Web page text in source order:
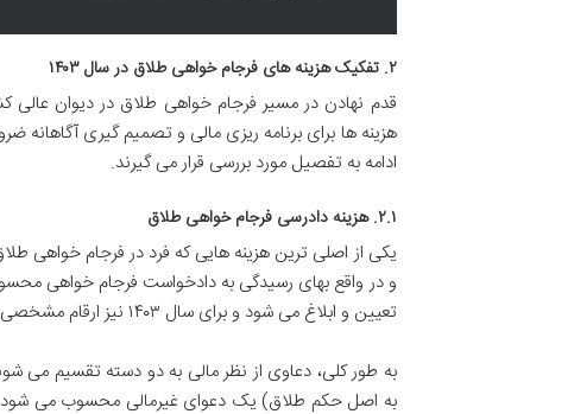
۲. تفکیک هزینه های فرجام خواهی طلاق در سال ۱۴۰۳
قدم نهادن در مسیر فرجام خواهی طلاق در دیوان عالی
ادامه به تفصیل مورد بررسی قرار می گیرند.
۲.۱. هزینه دادرسی فرجام خواهی طلاق
یکی از اصلی ترین هزینه هایی که فرد در فرجام خواهی
و در واقع بهای رسیدگی به دادخواست فرجام خواهی
تعیین و ابلاغ می شود و برای سال ۱۴۰۳ نیز ارقام مشخصی وجود دارد.
به طور کلی، دعاوی از نظر مالی به دو دسته تقسیم می
به اصل حکم طلاق) یک دعوای غیرمالی محسوب می شود.